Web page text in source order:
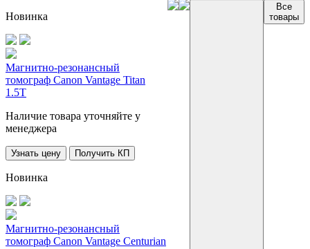
Новинка
Магнитно-резонансный
томограф Canon Vantage Titan
1.5T
Наличие товара уточняйте у
менеджера
Узнать цену Получить КП
Новинка
Магнитно-резонансный
томограф Canon Vantage Centurian
Все
товары